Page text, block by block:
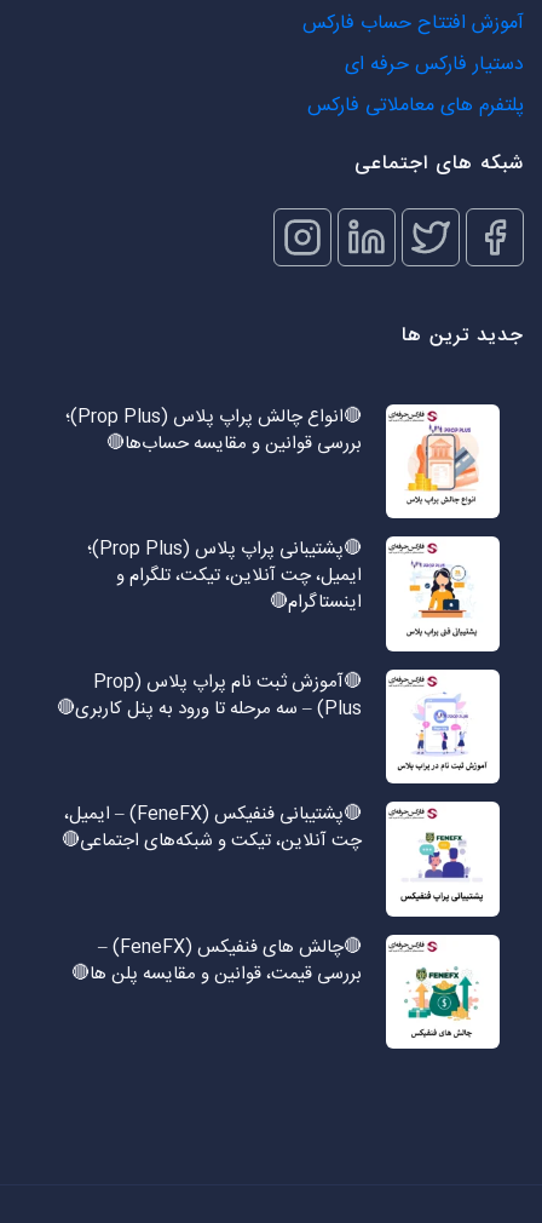
آموزش افتتاح حساب فارکس
دستیار فارکس حرفه ای
پلتفرم های معاملاتی فارکس
شبکه های اجتماعی
جدید ترین ها
🔴انواع چالش پراپ پلاس (Prop Plus)؛
بررسی قوانین و مقایسه حساب‌ها🔴
🔴پشتیبانی پراپ پلاس (Prop Plus)؛
ایمیل، چت آنلاین، تیکت، تلگرام و
اینستاگرام🔴
🔴آموزش ثبت نام پراپ پلاس (Prop
Plus) – سه مرحله تا ورود به پنل کاربری🔴
🔴پشتیبانی فنفیکس (FeneFX) – ایمیل،
چت آنلاین، تیکت و شبکه‌های اجتماعی🔴
🔴چالش های فنفیکس (FeneFX) –
بررسی قیمت، قوانین و مقایسه پلن ها🔴